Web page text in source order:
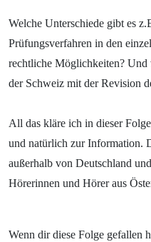
Welche Unterschiede gibt es
Prüfungsverfahren in den
rechtliche Möglichkeiten? Und
der Schweiz mit der Revision
All das kläre ich in dieser
und natürlich zur Information.
außerhalb von Deutschland
Hörerinnen und Hörer aus
Wenn dir diese Folge gefallen